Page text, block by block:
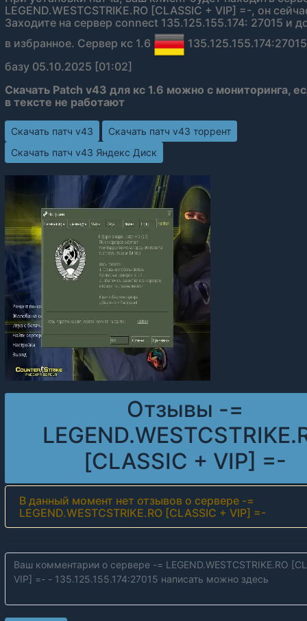
LEGEND.WESTCSTRIKE.RO [CLASSIC + VIP] =-, он
Заходите на сервер connect 135.125.155.174: 27015 и
в избранное. Сервер кс 1.6
базу 05.10.2025 [01:02]
Скачать Patch v43 для кс 1.6 можно с мониторинга,
в тексте не работают
Скачать патч v43
Скачать патч v43 торрент
Скачать патч v43 Яндекс Диск
Отзывы -=
[CLASSIC + VIP] =-
В данный момент нет отзывов о сервере -=
LEGEND.WESTCSTRIKE.RO [CLASSIC + VIP] =-